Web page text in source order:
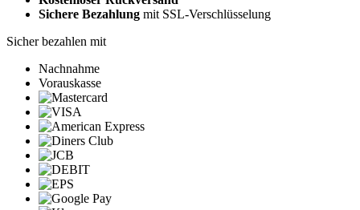
Sichere Bezahlung mit SSL-Verschlüsselung
Sicher bezahlen mit
Nachnahme
Vorauskasse